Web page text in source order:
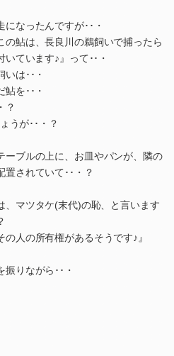
なったんですが･･・
の鮎は、長良川の鵜飼いで捕ったら
ています♪』って･･・
は･･・
を･･・
？
うが･･・？
ーブルの上に、お皿やパンが、隣の
置されていて･･・？
、マツタケ(末代)の恥、と言います
人の所有権があるそうです♪』
りながら･･・